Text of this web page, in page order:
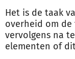
Het is de taak
overheid om de
vervolgens na
elementen of